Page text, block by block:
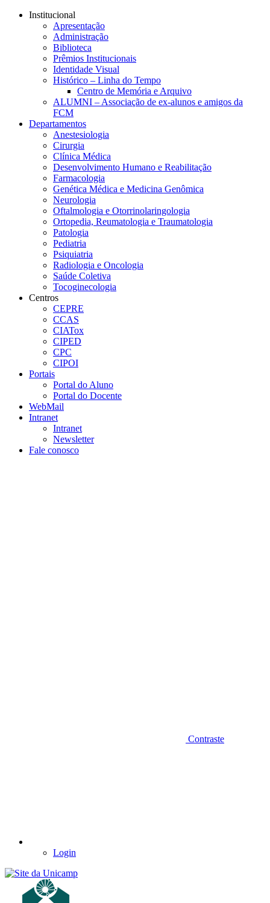
Conteúdo principal
Institucional
Apresentação
Administração
Biblioteca
Prêmios Institucionais
Identidade Visual
Histórico – Linha do Tempo
Centro de Memória e Arquivo
ALUMNI – Associação de ex-alunos e amigos da
FCM
Departamentos
Anestesiologia
Cirurgia
Clínica Médica
Desenvolvimento Humano e Reabilitação
Farmacologia
Genética Médica e Medicina Genômica
Neurologia
Oftalmologia e Otorrinolaringologia
Ortopedia, Reumatologia e Traumatologia
Patologia
Pediatria
Psiquiatria
Radiologia e Oncologia
Saúde Coletiva
Tocoginecologia
Centros
CEPRE
CCAS
CIATox
CIPED
CPC
CIPOI
Portais
Portal do Aluno
Portal do Docente
WebMail
Intranet
Intranet
Newsletter
Fale conosco
Contraste
Login